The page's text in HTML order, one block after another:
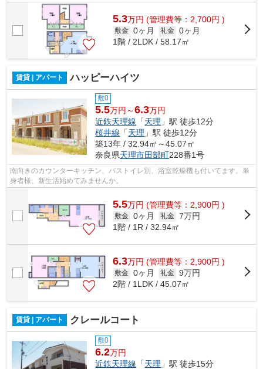
持っている方におすすめの物件です。...
5.3万円 (管理費等：2,700円 )
敷金 0ヶ月 礼金 0ヶ月
1階 / 2LDK / 58.17㎡
賃貸 | アパート ハッピーハイツ
敷0
5.5万円～6.3万円
近鉄天理線 「天理 」駅 徒歩12分
桜井線 「天理 」駅 徒歩12分
築13年 / 32.94㎡～45.07㎡
奈良県天理市田部町228番1号
南向きのカウンターキッチン、バストイレ別、浴室乾燥機も付いてます。単
身者様、新生活始めてみませんか。
5.5万円 (管理費等：2,900円 )
敷金 0ヶ月 礼金 7万円
1階 / 1R / 32.94㎡
6.3万円 (管理費等：2,900円 )
敷金 0ヶ月 礼金 9万円
2階 / 1LDK / 45.07㎡
賃貸 | アパート クレールコート
敷0
6.2万円
近鉄天理線 「天理 」駅 徒歩15分